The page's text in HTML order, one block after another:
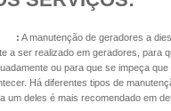
: A manutenção de geradores a
a ser realizado em geradores, para
ou para que se impeça
Há diferentes tipos de
um deles é mais recomendado em